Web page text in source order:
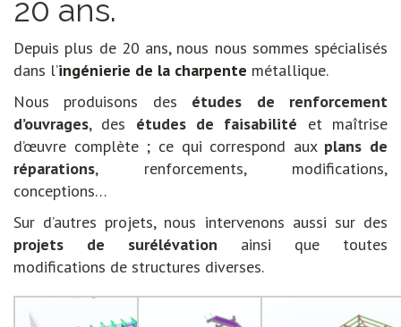
20 ans.
Depuis plus de 20 ans, nous nous sommes spécialisés
dans l’ingénierie de la charpente métallique.
Nous produisons des études de renforcement
d’ouvrages, des études de faisabilité et maîtrise
d’œuvre complète ; ce qui correspond aux plans de
réparations, renforcements, modifications,
conceptions…
Sur d’autres projets, nous intervenons aussi sur des
projets de surélévation ainsi que toutes
modifications de structures diverses.